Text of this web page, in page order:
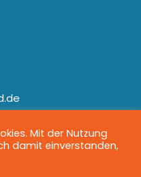
Mit der Nutzung
damit einverstanden,